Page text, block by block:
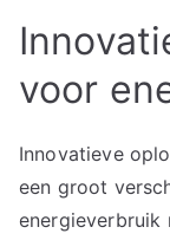
voor
Innovatieve
een groot
energieverbruik